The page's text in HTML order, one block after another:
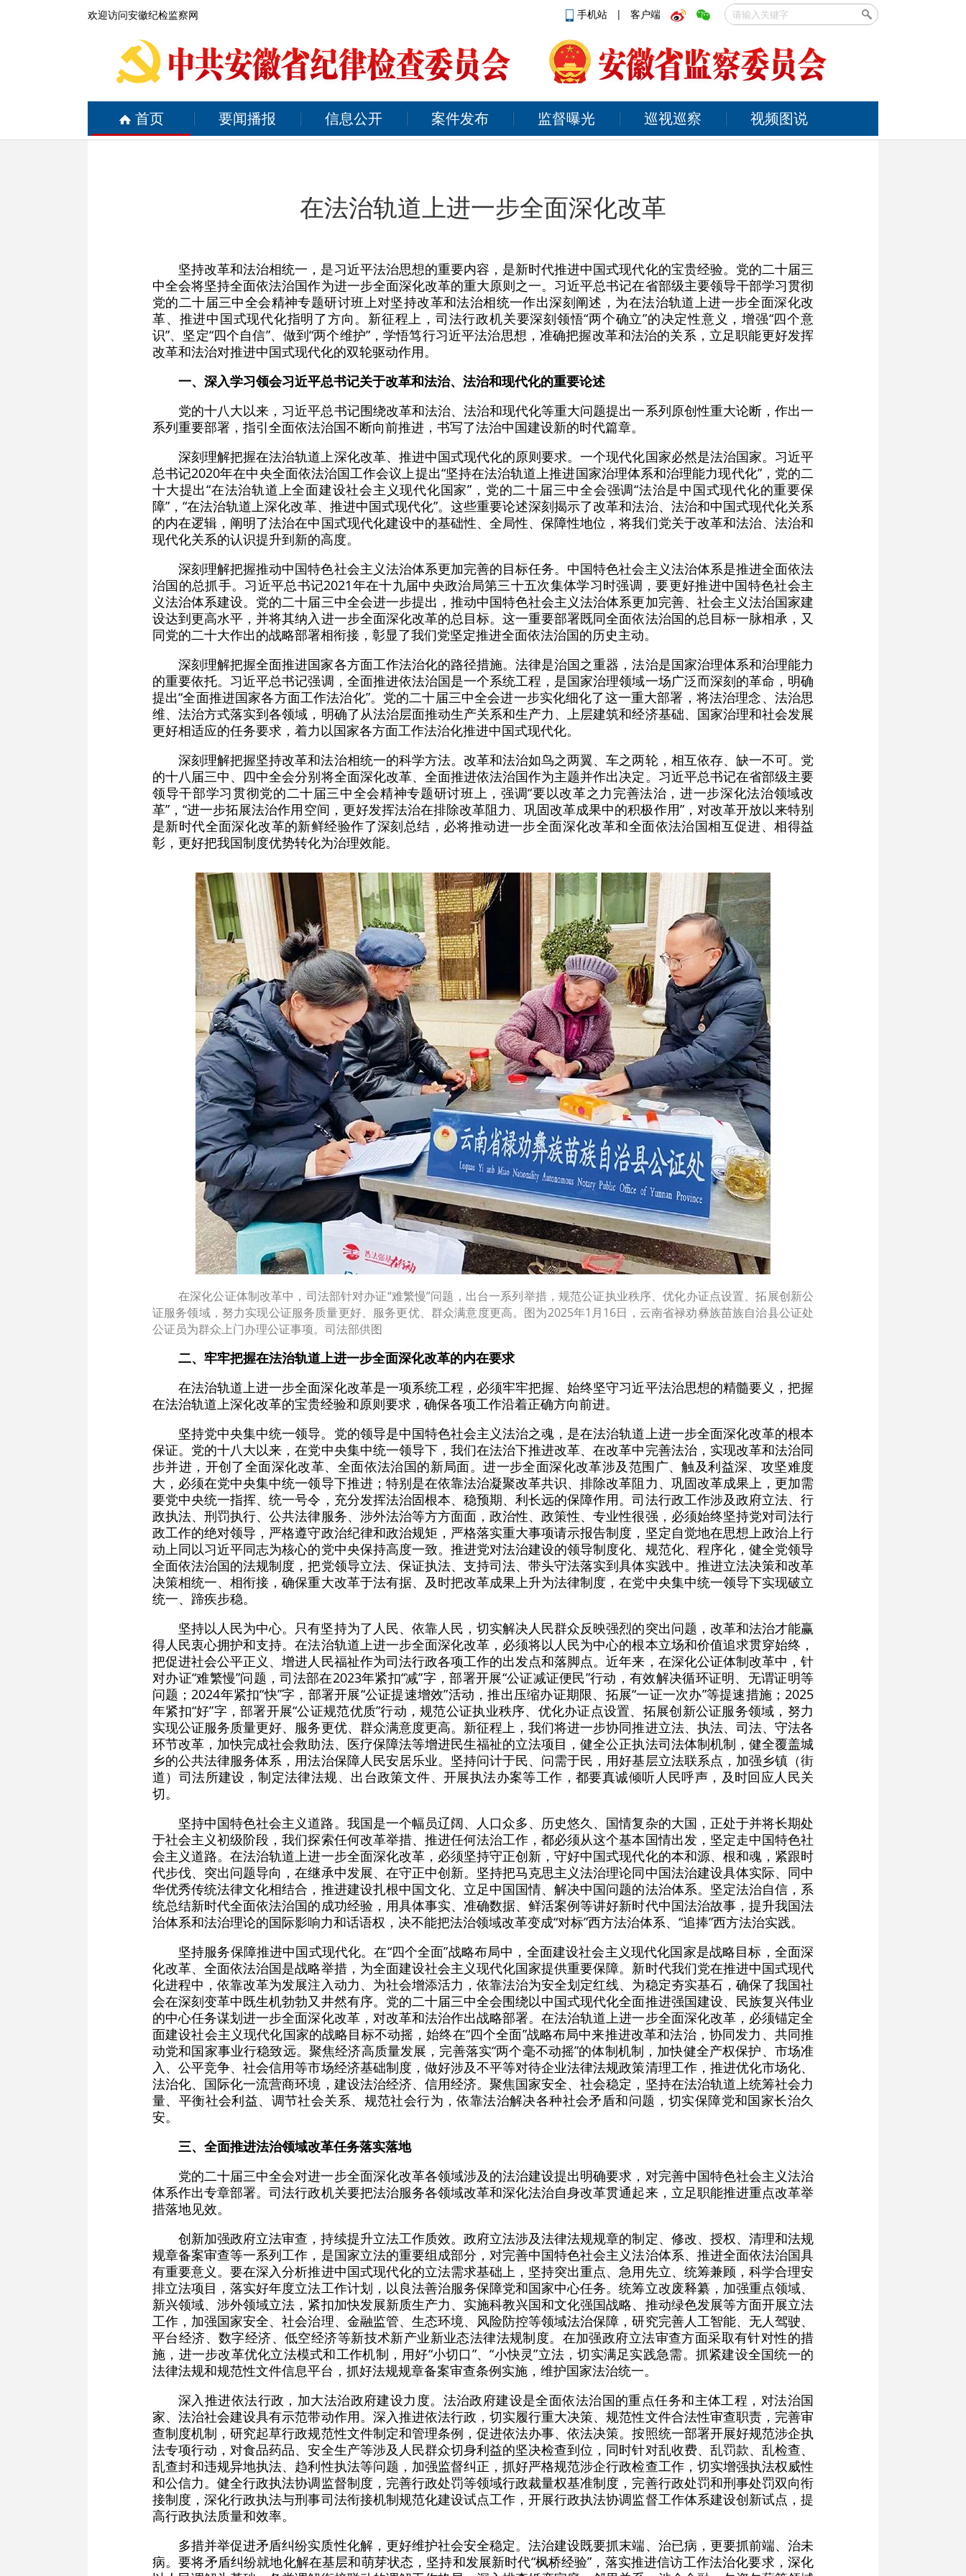
欢迎访问安徽纪检监察网 手机站 | 客户端
首页 要闻播报 信息公开 案件发布 监督曝光 巡视巡察 视频图说
在法治轨道上进一步全面深化改革
坚持改革和法治相统一，是习近平法治思想的重要内容，是新时代推进中国式现代化的宝贵经验。党的二十届三
中全会将坚持全面依法治国作为进一步全面深化改革的重大原则之一。习近平总书记在省部级主要领导干部学习贯彻
党的二十届三中全会精神专题研讨班上对坚持改革和法治相统一作出深刻阐述，为在法治轨道上进一步全面深化改
革、推进中国式现代化指明了方向。新征程上，司法行政机关要深刻领悟“两个确立”的决定性意义，增强“四个意
识”、坚定“四个自信”、做到“两个维护”，学悟笃行习近平法治思想，准确把握改革和法治的关系，立足职能更好发挥
改革和法治对推进中国式现代化的双轮驱动作用。
一、深入学习领会习近平总书记关于改革和法治、法治和现代化的重要论述
党的十八大以来，习近平总书记围绕改革和法治、法治和现代化等重大问题提出一系列原创性重大论断，作出一
系列重要部署，指引全面依法治国不断向前推进，书写了法治中国建设新的时代篇章。
深刻理解把握在法治轨道上深化改革、推进中国式现代化的原则要求。一个现代化国家必然是法治国家。习近平
总书记2020年在中央全面依法治国工作会议上提出“坚持在法治轨道上推进国家治理体系和治理能力现代化”，党的二
十大提出“在法治轨道上全面建设社会主义现代化国家”，党的二十届三中全会强调“法治是中国式现代化的重要保
障”，“在法治轨道上深化改革、推进中国式现代化”。这些重要论述深刻揭示了改革和法治、法治和中国式现代化关系
的内在逻辑，阐明了法治在中国式现代化建设中的基础性、全局性、保障性地位，将我们党关于改革和法治、法治和
现代化关系的认识提升到新的高度。
深刻理解把握推动中国特色社会主义法治体系更加完善的目标任务。中国特色社会主义法治体系是推进全面依法
治国的总抓手。习近平总书记2021年在十九届中央政治局第三十五次集体学习时强调，要更好推进中国特色社会主
义法治体系建设。党的二十届三中全会进一步提出，推动中国特色社会主义法治体系更加完善、社会主义法治国家建
设达到更高水平，并将其纳入进一步全面深化改革的总目标。这一重要部署既同全面依法治国的总目标一脉相承，又
同党的二十大作出的战略部署相衔接，彰显了我们党坚定推进全面依法治国的历史主动。
深刻理解把握全面推进国家各方面工作法治化的路径措施。法律是治国之重器，法治是国家治理体系和治理能力
的重要依托。习近平总书记强调，全面推进依法治国是一个系统工程，是国家治理领域一场广泛而深刻的革命，明确
提出“全面推进国家各方面工作法治化”。党的二十届三中全会进一步实化细化了这一重大部署，将法治理念、法治思
维、法治方式落实到各领域，明确了从法治层面推动生产关系和生产力、上层建筑和经济基础、国家治理和社会发展
更好相适应的任务要求，着力以国家各方面工作法治化推进中国式现代化。
深刻理解把握坚持改革和法治相统一的科学方法。改革和法治如鸟之两翼、车之两轮，相互依存、缺一不可。党
的十八届三中、四中全会分别将全面深化改革、全面推进依法治国作为主题并作出决定。习近平总书记在省部级主要
领导干部学习贯彻党的二十届三中全会精神专题研讨班上，强调“要以改革之力完善法治，进一步深化法治领域改
革”，“进一步拓展法治作用空间，更好发挥法治在排除改革阻力、巩固改革成果中的积极作用”，对改革开放以来特别
是新时代全面深化改革的新鲜经验作了深刻总结，必将推动进一步全面深化改革和全面依法治国相互促进、相得益
彰，更好把我国制度优势转化为治理效能。
在深化公证体制改革中，司法部针对办证“难繁慢”问题，出台一系列举措，规范公证执业秩序、优化办证点设置、拓展创新公
证服务领域，努力实现公证服务质量更好、服务更优、群众满意度更高。图为2025年1月16日，云南省禄劝彝族苗族自治县公证处
公证员为群众上门办理公证事项。司法部供图
二、牢牢把握在法治轨道上进一步全面深化改革的内在要求
在法治轨道上进一步全面深化改革是一项系统工程，必须牢牢把握、始终坚守习近平法治思想的精髓要义，把握
在法治轨道上深化改革的宝贵经验和原则要求，确保各项工作沿着正确方向前进。
坚持党中央集中统一领导。党的领导是中国特色社会主义法治之魂，是在法治轨道上进一步全面深化改革的根本
保证。党的十八大以来，在党中央集中统一领导下，我们在法治下推进改革、在改革中完善法治，实现改革和法治同
步并进，开创了全面深化改革、全面依法治国的新局面。进一步全面深化改革涉及范围广、触及利益深、攻坚难度
大，必须在党中央集中统一领导下推进；特别是在依靠法治凝聚改革共识、排除改革阻力、巩固改革成果上，更加需
要党中央统一指挥、统一号令，充分发挥法治固根本、稳预期、利长远的保障作用。司法行政工作涉及政府立法、行
政执法、刑罚执行、公共法律服务、涉外法治等方方面面，政治性、政策性、专业性很强，必须始终坚持党对司法行
政工作的绝对领导，严格遵守政治纪律和政治规矩，严格落实重大事项请示报告制度，坚定自觉地在思想上政治上行
动上同以习近平同志为核心的党中央保持高度一致。推进党对法治建设的领导制度化、规范化、程序化，健全党领导
全面依法治国的法规制度，把党领导立法、保证执法、支持司法、带头守法落实到具体实践中。推进立法决策和改革
决策相统一、相衔接，确保重大改革于法有据、及时把改革成果上升为法律制度，在党中央集中统一领导下实现破立
统一、蹄疾步稳。
坚持以人民为中心。只有坚持为了人民、依靠人民，切实解决人民群众反映强烈的突出问题，改革和法治才能赢
得人民衷心拥护和支持。在法治轨道上进一步全面深化改革，必须将以人民为中心的根本立场和价值追求贯穿始终，
把促进社会公平正义、增进人民福祉作为司法行政各项工作的出发点和落脚点。近年来，在深化公证体制改革中，针
对办证“难繁慢”问题，司法部在2023年紧扣“减”字，部署开展“公证减证便民”行动，有效解决循环证明、无谓证明等
问题；2024年紧扣“快”字，部署开展“公证提速增效”活动，推出压缩办证期限、拓展“一证一次办”等提速措施；2025
年紧扣“好”字，部署开展“公证规范优质”行动，规范公证执业秩序、优化办证点设置、拓展创新公证服务领域，努力
实现公证服务质量更好、服务更优、群众满意度更高。新征程上，我们将进一步协同推进立法、执法、司法、守法各
环节改革，加快完成社会救助法、医疗保障法等增进民生福祉的立法项目，健全公正执法司法体制机制，健全覆盖城
乡的公共法律服务体系，用法治保障人民安居乐业。坚持问计于民、问需于民，用好基层立法联系点，加强乡镇（街
道）司法所建设，制定法律法规、出台政策文件、开展执法办案等工作，都要真诚倾听人民呼声，及时回应人民关
切。
坚持中国特色社会主义道路。我国是一个幅员辽阔、人口众多、历史悠久、国情复杂的大国，正处于并将长期处
于社会主义初级阶段，我们探索任何改革举措、推进任何法治工作，都必须从这个基本国情出发，坚定走中国特色社
会主义道路。在法治轨道上进一步全面深化改革，必须坚持守正创新，守好中国式现代化的本和源、根和魂，紧跟时
代步伐、突出问题导向，在继承中发展、在守正中创新。坚持把马克思主义法治理论同中国法治建设具体实际、同中
华优秀传统法律文化相结合，推进建设扎根中国文化、立足中国国情、解决中国问题的法治体系。坚定法治自信，系
统总结新时代全面依法治国的成功经验，用具体事实、准确数据、鲜活案例等讲好新时代中国法治故事，提升我国法
治体系和法治理论的国际影响力和话语权，决不能把法治领域改革变成“对标”西方法治体系、“追捧”西方法治实践。
坚持服务保障推进中国式现代化。在“四个全面”战略布局中，全面建设社会主义现代化国家是战略目标，全面深
化改革、全面依法治国是战略举措，为全面建设社会主义现代化国家提供重要保障。新时代我们党在推进中国式现代
化进程中，依靠改革为发展注入动力、为社会增添活力，依靠法治为安全划定红线、为稳定夯实基石，确保了我国社
会在深刻变革中既生机勃勃又井然有序。党的二十届三中全会围绕以中国式现代化全面推进强国建设、民族复兴伟业
的中心任务谋划进一步全面深化改革，对改革和法治作出战略部署。在法治轨道上进一步全面深化改革，必须锚定全
面建设社会主义现代化国家的战略目标不动摇，始终在“四个全面”战略布局中来推进改革和法治，协同发力、共同推
动党和国家事业行稳致远。聚焦经济高质量发展，完善落实“两个毫不动摇”的体制机制，加快健全产权保护、市场准
入、公平竞争、社会信用等市场经济基础制度，做好涉及不平等对待企业法律法规政策清理工作，推进优化市场化、
法治化、国际化一流营商环境，建设法治经济、信用经济。聚焦国家安全、社会稳定，坚持在法治轨道上统筹社会力
量、平衡社会利益、调节社会关系、规范社会行为，依靠法治解决各种社会矛盾和问题，切实保障党和国家长治久
安。
三、全面推进法治领域改革任务落实落地
党的二十届三中全会对进一步全面深化改革各领域涉及的法治建设提出明确要求，对完善中国特色社会主义法治
体系作出专章部署。司法行政机关要把法治服务各领域改革和深化法治自身改革贯通起来，立足职能推进重点改革举
措落地见效。
创新加强政府立法审查，持续提升立法工作质效。政府立法涉及法律法规规章的制定、修改、授权、清理和法规
规章备案审查等一系列工作，是国家立法的重要组成部分，对完善中国特色社会主义法治体系、推进全面依法治国具
有重要意义。要在深入分析推进中国式现代化的立法需求基础上，坚持突出重点、急用先立、统筹兼顾，科学合理安
排立法项目，落实好年度立法工作计划，以良法善治服务保障党和国家中心任务。统筹立改废释纂，加强重点领域、
新兴领域、涉外领域立法，紧扣加快发展新质生产力、实施科教兴国和文化强国战略、推动绿色发展等方面开展立法
工作，加强国家安全、社会治理、金融监管、生态环境、风险防控等领域法治保障，研究完善人工智能、无人驾驶、
平台经济、数字经济、低空经济等新技术新产业新业态法律法规制度。在加强政府立法审查方面采取有针对性的措
施，进一步改革优化立法模式和工作机制，用好“小切口”、“小快灵”立法，切实满足实践急需。抓紧建设全国统一的
法律法规和规范性文件信息平台，抓好法规规章备案审查条例实施，维护国家法治统一。
深入推进依法行政，加大法治政府建设力度。法治政府建设是全面依法治国的重点任务和主体工程，对法治国
家、法治社会建设具有示范带动作用。深入推进依法行政，切实履行重大决策、规范性文件合法性审查职责，完善审
查制度机制，研究起草行政规范性文件制定和管理条例，促进依法办事、依法决策。按照统一部署开展好规范涉企执
法专项行动，对食品药品、安全生产等涉及人民群众切身利益的坚决检查到位，同时针对乱收费、乱罚款、乱检查、
乱查封和违规异地执法、趋利性执法等问题，加强监督纠正，抓好严格规范涉企行政检查工作，切实增强执法权威性
和公信力。健全行政执法协调监督制度，完善行政处罚等领域行政裁量权基准制度，完善行政处罚和刑事处罚双向衔
接制度，深化行政执法与刑事司法衔接机制规范化建设试点工作，开展行政执法协调监督工作体系建设创新试点，提
高行政执法质量和效率。
多措并举促进矛盾纠纷实质性化解，更好维护社会安全稳定。法治建设既要抓末端、治已病，更要抓前端、治未
病。要将矛盾纠纷就地化解在基层和萌芽状态，坚持和发展新时代“枫桥经验”，落实推进信访工作法治化要求，深化